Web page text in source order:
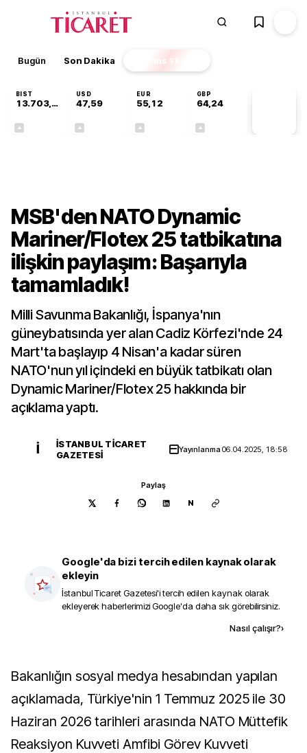
Bugün Son Dakika Finans EKSTRA
BIST
13.703,13
USD
47,59
EUR
55,12
GBP
64,24
MSB'den NATO Dynamic
Mariner/Flotex 25 tatbikatına
ilişkin paylaşım: Başarıyla
tamamladık!
Milli Savunma Bakanlığı, İspanya'nın
güneybatısında yer alan Cadiz Körfezi'nde 24
Mart'ta başlayıp 4 Nisan'a kadar süren
NATO'nun yıl içindeki en büyük tatbikatı olan
Dynamic Mariner/Flotex 25 hakkında bir
açıklama yaptı.
İ
İSTANBUL TICARET
GAZETESI
Yayınlanma06.04.2025, 18:58
Paylaş
N
Google'da bizi tercih edilen kaynak olarak
ekleyin
İstanbul Ticaret Gazetesi'i tercih edilen kaynak olarak
ekleyerek haberlerimizi Google'da daha sık görebilirsiniz.
Nasıl çalışır?›
Bakanlığın sosyal medya hesabından yapılan
açıklamada, Türkiye'nin 1 Temmuz 2025 ile 30
Haziran 2026 tarihleri arasında NATO Müttefik
Reaksiyon Kuvveti Amfibi Görev Kuvveti